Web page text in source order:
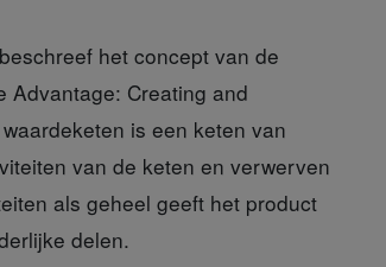
het concept van de
Advantage: Creating and
is een keten van
van de keten en verwerven
als geheel geeft het product
delen.